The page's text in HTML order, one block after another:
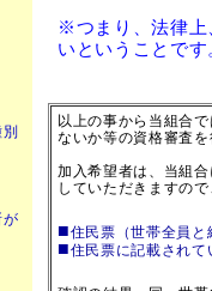
が
※つまり、法律上
いということです
以上の事から当組合
ないか等の資格審査を
加入希望者は、当組
していただきますの
■住民票（世帯全員
■住民票に記載され